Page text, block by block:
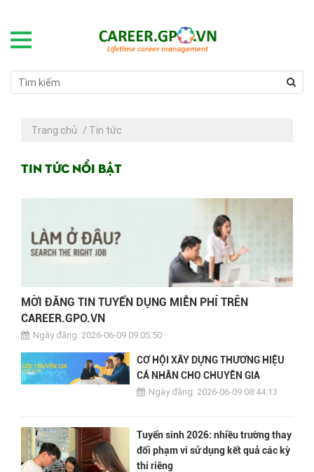
Trang chủ / Tin tức
Tin tức nổi bật
MỜI ĐĂNG TIN TUYỂN DỤNG MIỄN PHÍ TRÊN
CAREER.GPO.VN
Ngày đăng: 2026-06-09 09:05:50
CƠ HỘI XÂY DỰNG THƯƠNG HIỆU
CÁ NHÂN CHO CHUYÊN GIA
Ngày đăng: 2026-06-09 08:44:13
Tuyển sinh 2026: nhiều trường thay
đổi phạm vi sử dụng kết quả các kỳ
thi riêng